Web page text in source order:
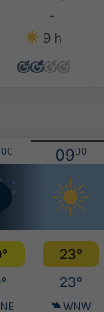
-
9 h
00 0900
23°
23°
WNW